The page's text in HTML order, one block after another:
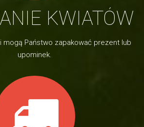
KWIATÓW
mogą Państwo zapakować prezent lub
upominek.